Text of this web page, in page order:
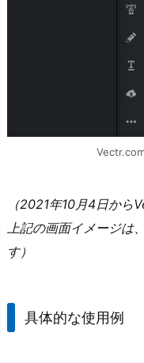
（2021年10月4日から
上記の画面イメージは
す）
具体的な使用例